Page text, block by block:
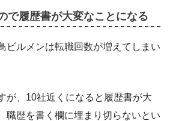
で履歴書が大変なことになる
ビルメンは転職回数が増えてしまい
が、10社近くになると履歴書が大
職歴を書く欄に埋まり切らないとい